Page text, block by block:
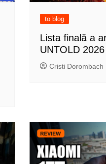
to blog
Lista finală a
UNTOLD 2026
Cristi Dorombach